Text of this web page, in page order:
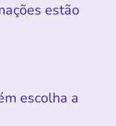
estão
escolha a